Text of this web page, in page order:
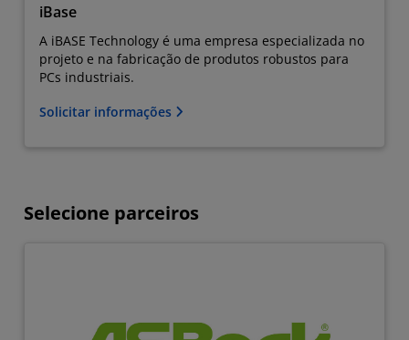
iBase
A iBASE Technology é uma empresa especializada no
projeto e na fabricação de produtos robustos para
PCs industriais.
Solicitar informações
Selecione parceiros